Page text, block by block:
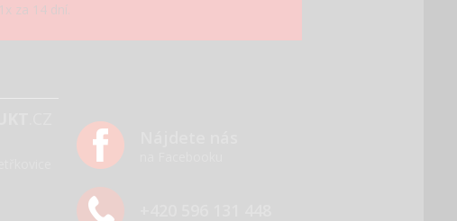
za 14 dní.